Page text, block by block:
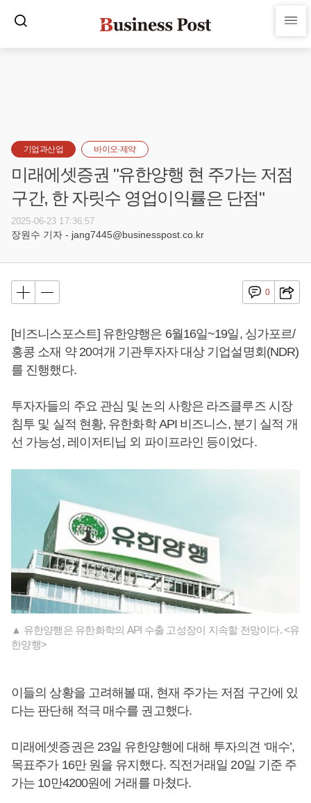
기업과산업 바이오·제약
미래에셋증권 "유한양행 현 주가는 저점
구간, 한 자릿수 영업이익률은 단점"
2025-06-23 17:36:57
장원수 기자 - jang7445@businesspost.co.kr
0
[비즈니스포스트] 유한양행은 6월16일~19일, 싱가포르/
홍콩 소재 약 20여개 기관투자자 대상 기업설명회(NDR)
를 진행했다.
투자자들의 주요 관심 및 논의 사항은 라즈클루즈 시장
침투 및 실적 현황, 유한화학 API 비즈니스, 분기 실적 개
선 가능성, 레이저티닙 외 파이프라인 등이었다.
▲ 유한양행은 유한화학의 API 수출 고성장이 지속할 전망이다. <유
한양행>
이들의 상황을 고려해볼 때, 현재 주가는 저점 구간에 있
다는 판단해 적극 매수를 권고했다.
미래에셋증권은 23일 유한양행에 대해 투자의견 ‘매수’,
목표주가 16만 원을 유지했다. 직전거래일 20일 기준 주
가는 10만4200원에 거래를 마쳤다.